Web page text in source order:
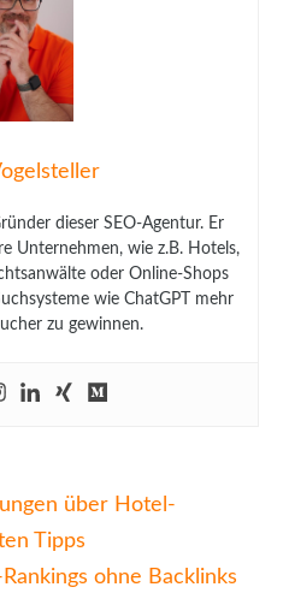
dieser SEO-Agentur. Er
Unternehmen, wie z.B. Hotels,
oder Online-Shops
wie ChatGPT mehr
zu gewinnen.
über Hotel-
Tipps
ohne Backlinks